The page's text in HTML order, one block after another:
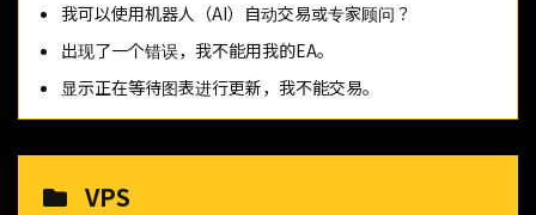
我可以使用机器人（AI）自动交易或专家顾问？
出现了一个错误，我不能用我的EA。
显示正在等待图表进行更新，我不能交易。
VPS